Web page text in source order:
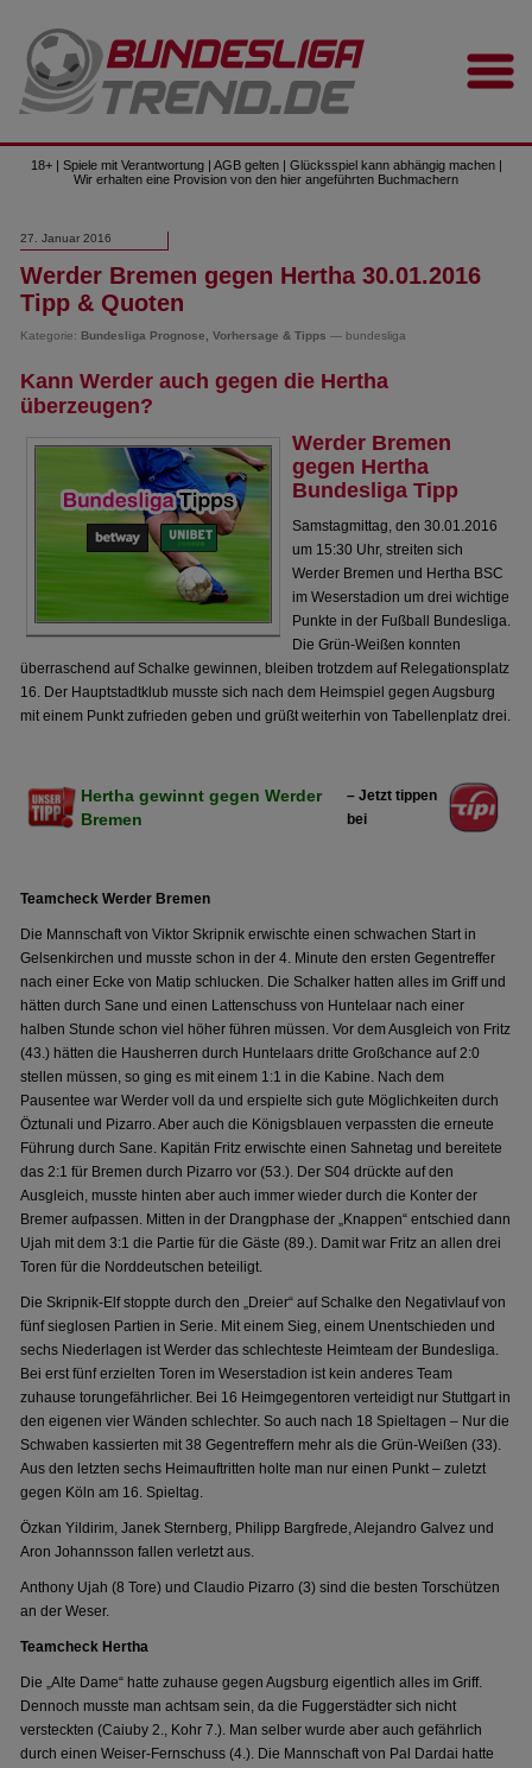
18+ | Spiele mit Verantwortung | AGB gelten | Glücksspiel kann abhängig machen |
Wir erhalten eine Provision von den hier angeführten Buchmachern
27. Januar 2016
Werder Bremen gegen Hertha 30.01.2016
Tipp & Quoten
Kategorie: Bundesliga Prognose, Vorhersage & Tipps — bundesliga
Kann Werder auch gegen die Hertha
überzeugen?
Werder Bremen
gegen Hertha
Bundesliga Tipp
Samstagmittag, den 30.01.2016
um 15:30 Uhr, streiten sich
Werder Bremen und Hertha BSC
im Weserstadion um drei wichtige
Punkte in der Fußball Bundesliga.
Die Grün-Weißen konnten
überraschend auf Schalke gewinnen, bleiben trotzdem auf Relegationsplatz
16. Der Hauptstadtklub musste sich nach dem Heimspiel gegen Augsburg
mit einem Punkt zufrieden geben und grüßt weiterhin von Tabellenplatz drei.
Hertha gewinnt gegen Werder
Bremen
– Jetzt tippen
bei
Teamcheck Werder Bremen
Die Mannschaft von Viktor Skripnik erwischte einen schwachen Start in
Gelsenkirchen und musste schon in der 4. Minute den ersten Gegentreffer
nach einer Ecke von Matip schlucken. Die Schalker hatten alles im Griff und
hätten durch Sane und einen Lattenschuss von Huntelaar nach einer
halben Stunde schon viel höher führen müssen. Vor dem Ausgleich von Fritz
(43.) hätten die Hausherren durch Huntelaars dritte Großchance auf 2:0
stellen müssen, so ging es mit einem 1:1 in die Kabine. Nach dem
Pausentee war Werder voll da und erspielte sich gute Möglichkeiten durch
Öztunali und Pizarro. Aber auch die Königsblauen verpassten die erneute
Führung durch Sane. Kapitän Fritz erwischte einen Sahnetag und bereitete
das 2:1 für Bremen durch Pizarro vor (53.). Der S04 drückte auf den
Ausgleich, musste hinten aber auch immer wieder durch die Konter der
Bremer aufpassen. Mitten in der Drangphase der „Knappen“ entschied dann
Ujah mit dem 3:1 die Partie für die Gäste (89.). Damit war Fritz an allen drei
Toren für die Norddeutschen beteiligt.
Die Skripnik-Elf stoppte durch den „Dreier“ auf Schalke den Negativlauf von
fünf sieglosen Partien in Serie. Mit einem Sieg, einem Unentschieden und
sechs Niederlagen ist Werder das schlechteste Heimteam der Bundesliga.
Bei erst fünf erzielten Toren im Weserstadion ist kein anderes Team
zuhause torungefährlicher. Bei 16 Heimgegentoren verteidigt nur Stuttgart in
den eigenen vier Wänden schlechter. So auch nach 18 Spieltagen – Nur die
Schwaben kassierten mit 38 Gegentreffern mehr als die Grün-Weißen (33).
Aus den letzten sechs Heimauftritten holte man nur einen Punkt – zuletzt
gegen Köln am 16. Spieltag.
Özkan Yildirim, Janek Sternberg, Philipp Bargfrede, Alejandro Galvez und
Aron Johannsson fallen verletzt aus.
Anthony Ujah (8 Tore) und Claudio Pizarro (3) sind die besten Torschützen
an der Weser.
Teamcheck Hertha
Die „Alte Dame“ hatte zuhause gegen Augsburg eigentlich alles im Griff.
Dennoch musste man achtsam sein, da die Fuggerstädter sich nicht
versteckten (Caiuby 2., Kohr 7.). Man selber wurde aber auch gefährlich
durch einen Weiser-Fernschuss (4.). Die Mannschaft von Pal Dardai hatte